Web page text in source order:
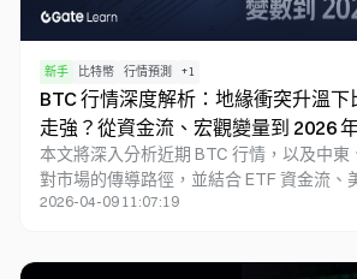
新手 比特幣 行情預測 +1
BTC 行情深度解析：地緣衝突升溫
走強？從資金流、宏觀變量到 2026
本文將深入分析近期 BTC 行情，以及中東
對市場的傳導路徑，並結合 ETF 資金流、
格與風險偏好變化，建立比特幣未來 3 - 6
2026-04-09 11:07:19